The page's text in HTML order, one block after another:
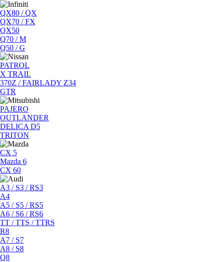
QX80 / QX
QX70 / FX
QX50
Q70 / M
Q50 / G
PATROL
X TRAIL
370Z / FAIRLADY Z34
GTR
PAJERO
OUTLANDER
DELICA D5
TRITON
CX 5
Mazda 6
CX 60
A3 / S3 / RS3
A4
A5 / S5 / RS5
A6 / S6 / RS6
TT / TTS / TTRS
R8
A7 / S7
A8 / S8
Q8